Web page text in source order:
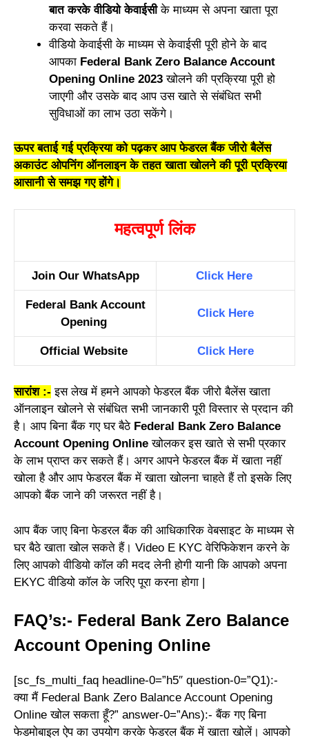
बात करके वीडियो केवाईसीके माध्यम से अपना खाता पूरा
करवा सकते हैं।
वीडियो केवाईसी के माध्यम से केवाईसी पूरी होने के बाद
आपका Federal Bank Zero Balance Account
Opening Online 2023खोलने की प्रक्रिया पूरी हो
जाएगी और उसके बाद आप उस खाते से संबंधित सभी
सुविधाओं का लाभ उठा सकेंगे।
ऊपर बताई गई प्रक्रिया को पढ़कर आप फेडरल बैंक जीरो बैलेंस
अकाउंट ओपनिंग ऑनलाइन के तहत खाता खोलने की पूरी प्रक्रिया
आसानी से समझ गए होंगे।
महत्वपूर्ण लिंक
Join Our WhatsApp Click Here
Federal Bank Account
Opening
Click Here
Official Website Click Here
सारांश :- इस लेख में हमने आपको फेडरल बैंक जीरो बैलेंस खाता
ऑनलाइन खोलने से संबंधित सभी जानकारी पूरी विस्तार से प्रदान की
है। आप बिना बैंक गए घर बैठे Federal Bank Zero Balance
Account Opening Online खोलकर इस खाते से सभी प्रकार
के लाभ प्राप्त कर सकते हैं। अगर आपने फेडरल बैंक में खाता नहीं
खोला है और आप फेडरल बैंक में खाता खोलना चाहते हैं तो इसके लिए
आपको बैंक जाने की जरूरत नहीं है।
आप बैंक जाए बिना फेडरल बैंक की आधिकारिक वेबसाइट के माध्यम से
घर बैठे खाता खोल सकते हैं। Video E KYC वेरिफिकेशन करने के
लिए आपको वीडियो कॉल की मदद लेनी होगी यानी कि आपको अपना
EKYC वीडियो कॉल के जरिए पूरा करना होगा |
FAQ’s:- Federal Bank Zero Balance
Account Opening Online
[sc_fs_multi_faq headline-0=”h5″ question-0=”Q1):-
क्या मैं Federal Bank Zero Balance Account Opening
Online खोल सकता हूँ?” answer-0=”Ans):- बैंक गए बिना
फेडमोबाइल ऐप का उपयोग करके फेडरल बैंक में खाता खोलें। आपको